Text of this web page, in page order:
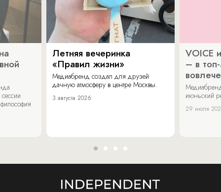
Летняя вечеринка
«Правил жизни»
Медиабренд создал для друзей
дачную атмосферу в центре Москвы.
3 августа 2026
VOICE
– в
июньский
29 июля